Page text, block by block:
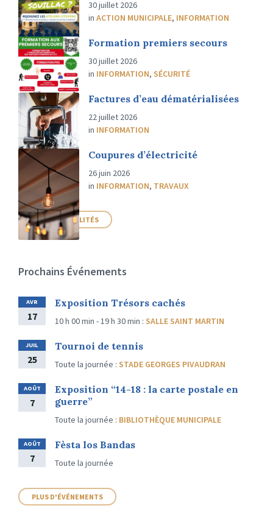
30 juillet 2026
in ACTION MUNICIPALE, INFORMATION
Formation premiers secours
30 juillet 2026
in INFORMATION, SÉCURITÉ
Factures d’eau dématérialisées
22 juillet 2026
in INFORMATION
Coupures d’électricité
26 juin 2026
in INFORMATION, TRAVAUX
PLUS D'ACTUALITÉS
Prochains Événements
AVR
17
Exposition Trésors cachés
10 h 00 min - 19 h 30 min : SALLE SAINT MARTIN
JUIL
25
Tournoi de tennis
Toute la journée : STADE GEORGES PIVAUDRAN
AOÛT
7
Exposition “14-18 : la carte postale en
guerre”
Toute la journée : BIBLIOTHÈQUE MUNICIPALE
AOÛT
7
Fèsta los Bandas
Toute la journée
PLUS D'ÉVÉNEMENTS